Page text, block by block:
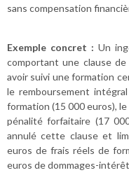
sans compensation
Exemple concret : Un
comportant une clause
avoir suivi une formation
le remboursement
formation (15 000 euros),
pénalité forfaitaire (17
annulé cette clause et
euros de frais réels de
euros de dommages-